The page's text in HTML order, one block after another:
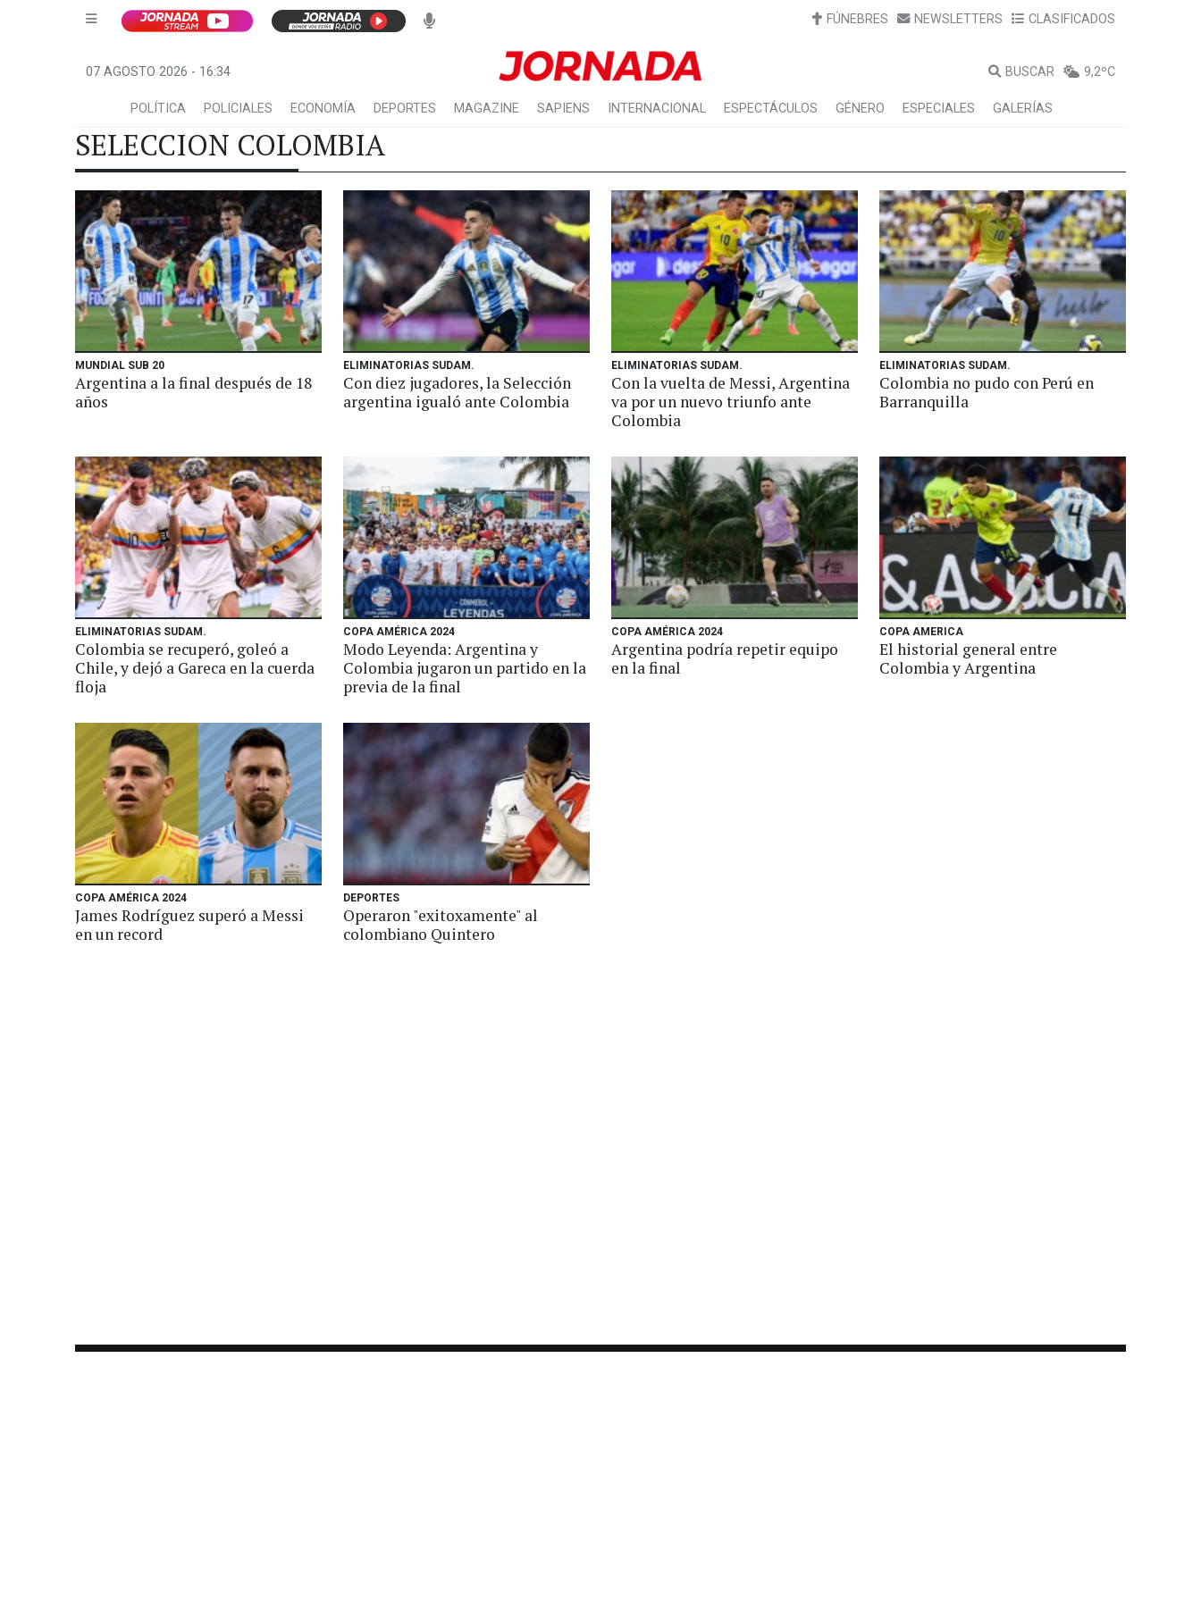
FÚNEBRES NEWSLETTERS CLASIFICADOS
07 AGOSTO 2026 - 16:34 BUSCAR 9,2ºC
POLÍTICA POLICIALES ECONOMÍA DEPORTES MAGAZINE SAPIENS INTERNACIONAL ESPECTÁCULOS GÉNERO ESPECIALES GALERÍAS
SELECCION COLOMBIA
MUNDIAL SUB 20
Argentina a la final después de 18
años
ELIMINATORIAS SUDAM.
Con diez jugadores, la Selección
argentina igualó ante Colombia
ELIMINATORIAS SUDAM.
Con la vuelta de Messi, Argentina
va por un nuevo triunfo ante
Colombia
ELIMINATORIAS SUDAM.
Colombia no pudo con Perú en
Barranquilla
ELIMINATORIAS SUDAM.
Colombia se recuperó, goleó a
Chile, y dejó a Gareca en la cuerda
floja
COPA AMÉRICA 2024
Modo Leyenda: Argentina y
Colombia jugaron un partido en la
previa de la final
COPA AMÉRICA 2024
Argentina podría repetir equipo
en la final
COPA AMERICA
El historial general entre
Colombia y Argentina
COPA AMÉRICA 2024
James Rodríguez superó a Messi
en un record
DEPORTES
Operaron "exitoxamente" al
colombiano Quintero